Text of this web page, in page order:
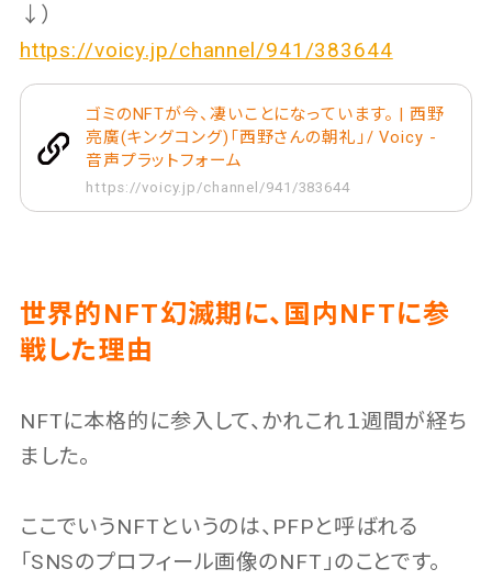
↓）
https://voicy.jp/channel/941/383644
ゴミのNFTが今、凄いことになっています。 | 西野
亮廣(キングコング)「西野さんの朝礼」/ Voicy -
音声プラットフォーム
https://voicy.jp/channel/941/383644
世界的NFT幻滅期に、国内NFTに参
戦した理由
NFTに本格的に参入して、かれこれ１週間が経ち
ました。
ここでいうNFTというのは、PFPと呼ばれる
「SNSのプロフィール画像のNFT」のことです。